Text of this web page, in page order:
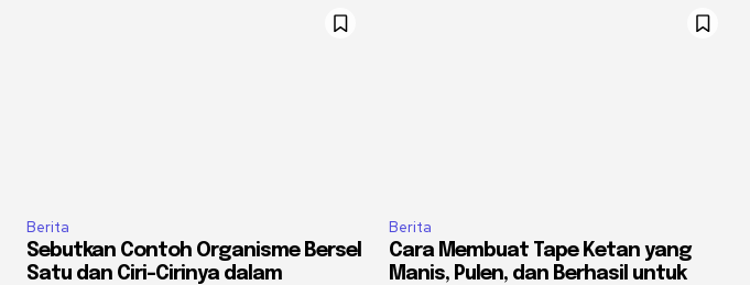
Berita
Sebutkan Contoh Organisme Bersel
Satu dan Ciri-Cirinya dalam
Berita
Cara Membuat Tape Ketan yang
Manis, Pulen, dan Berhasil untuk